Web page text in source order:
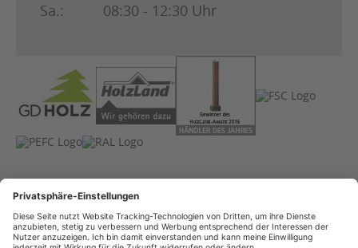
Sa.:
08:30 - 12:30 Uhr